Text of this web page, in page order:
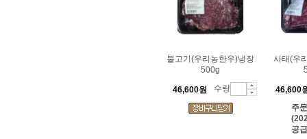
불고기(우리농한우)냉장
500g
46,600원 수량
사태(우
46,600
주
공